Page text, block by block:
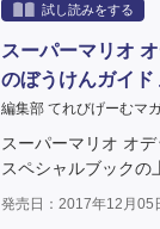
試し読みをする
スーパーマリオ
のぼうけんガイド
編集部 てれびげーむマ
スーパーマリオ オ
スペシャルブックの
発売日：2017年12月05